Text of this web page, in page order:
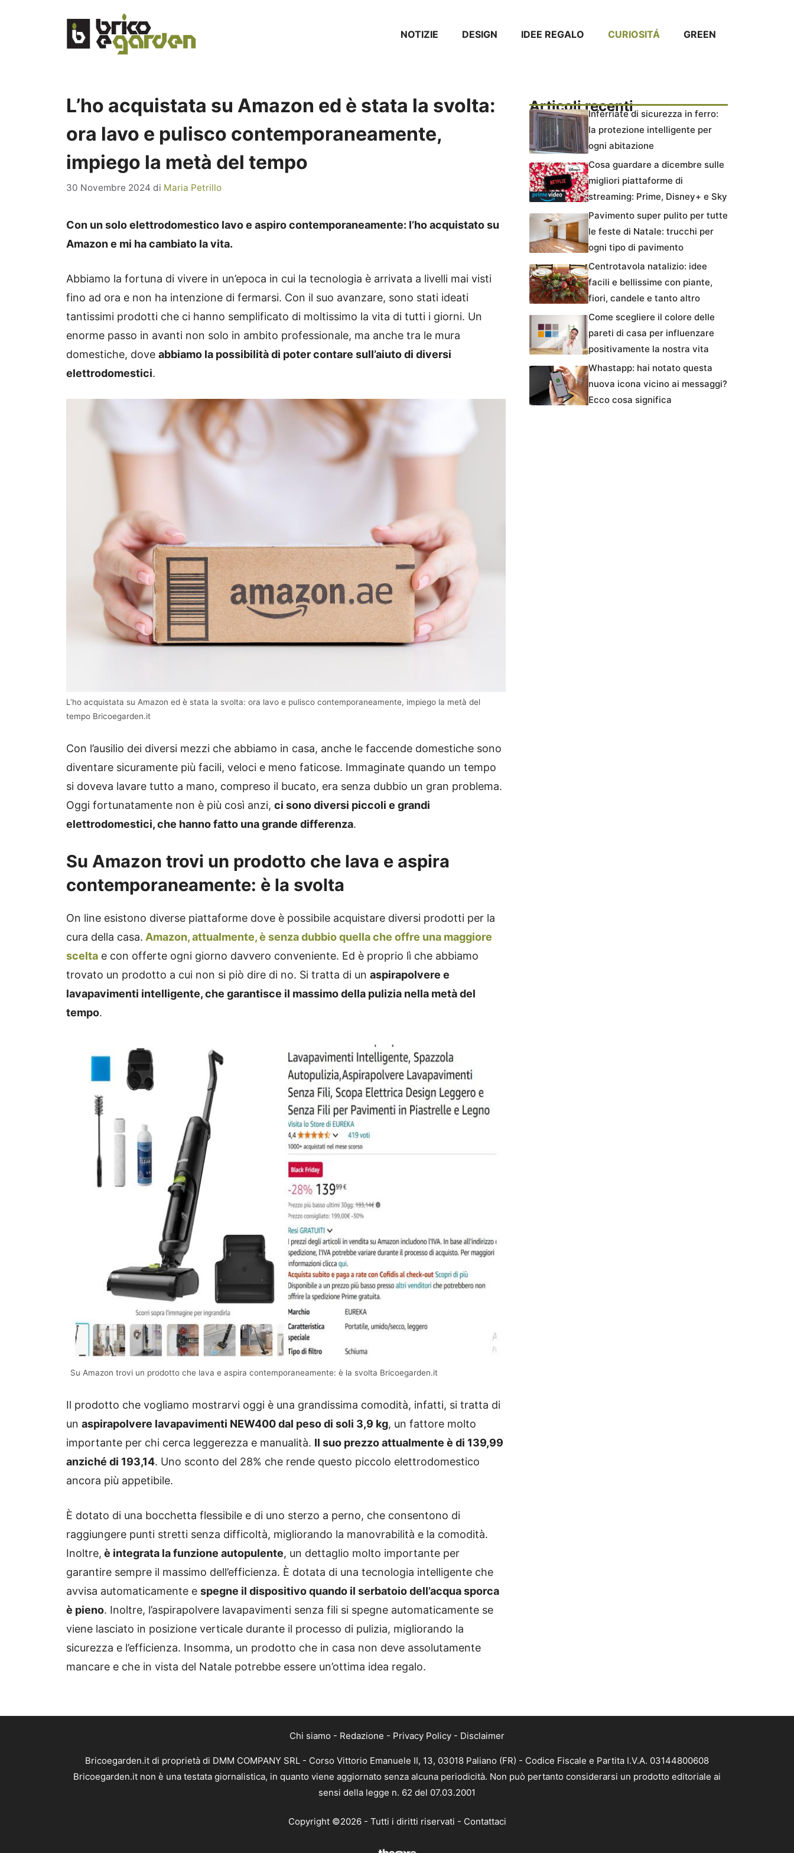
NOTIZIE DESIGN IDEE REGALO CURIOSITÁ GREEN
L’ho acquistata su Amazon ed è stata la svolta:
ora lavo e pulisco contemporaneamente,
impiego la metà del tempo
30 Novembre 2024 di Maria Petrillo
Con un solo elettrodomestico lavo e aspiro contemporaneamente: l’ho acquistato su
Amazon e mi ha cambiato la vita.
Abbiamo la fortuna di vivere in un’epoca in cui la tecnologia è arrivata a livelli mai visti
fino ad ora e non ha intenzione di fermarsi. Con il suo avanzare, sono stati ideati
tantissimi prodotti che ci hanno semplificato di moltissimo la vita di tutti i giorni. Un
enorme passo in avanti non solo in ambito professionale, ma anche tra le mura
domestiche, dove abbiamo la possibilità di poter contare sull’aiuto di diversi
elettrodomestici.
L’ho acquistata su Amazon ed è stata la svolta: ora lavo e pulisco contemporaneamente, impiego la metà del
tempo Bricoegarden.it
Con l’ausilio dei diversi mezzi che abbiamo in casa, anche le faccende domestiche sono
diventare sicuramente più facili, veloci e meno faticose. Immaginate quando un tempo
si doveva lavare tutto a mano, compreso il bucato, era senza dubbio un gran problema.
Oggi fortunatamente non è più così anzi, ci sono diversi piccoli e grandi
elettrodomestici, che hanno fatto una grande differenza.
Su Amazon trovi un prodotto che lava e aspira
contemporaneamente: è la svolta
On line esistono diverse piattaforme dove è possibile acquistare diversi prodotti per la
cura della casa. Amazon, attualmente, è senza dubbio quella che offre una maggiore
scelta e con offerte ogni giorno davvero conveniente. Ed è proprio lì che abbiamo
trovato un prodotto a cui non si piò dire di no. Si tratta di un aspirapolvere e
lavapavimenti intelligente, che garantisce il massimo della pulizia nella metà del
tempo.
Su Amazon trovi un prodotto che lava e aspira contemporaneamente: è la svolta Bricoegarden.it
Il prodotto che vogliamo mostrarvi oggi è una grandissima comodità, infatti, si tratta di
un aspirapolvere lavapavimenti NEW400 dal peso di soli 3,9 kg, un fattore molto
importante per chi cerca leggerezza e manualità. Il suo prezzo attualmente è di 139,99
anziché di 193,14. Uno sconto del 28% che rende questo piccolo elettrodomestico
ancora più appetibile.
È dotato di una bocchetta flessibile e di uno sterzo a perno, che consentono di
raggiungere punti stretti senza difficoltà, migliorando la manovrabilità e la comodità.
Inoltre, è integrata la funzione autopulente, un dettaglio molto importante per
garantire sempre il massimo dell’efficienza. È dotata di una tecnologia intelligente che
avvisa automaticamente e spegne il dispositivo quando il serbatoio dell’acqua sporca
è pieno. Inoltre, l’aspirapolvere lavapavimenti senza fili si spegne automaticamente se
viene lasciato in posizione verticale durante il processo di pulizia, migliorando la
sicurezza e l’efficienza. Insomma, un prodotto che in casa non deve assolutamente
mancare e che in vista del Natale potrebbe essere un’ottima idea regalo.
Articoli recentiInferriate di sicurezza in ferro:
la protezione intelligente per
ogni abitazione
Cosa guardare a dicembre sulle
migliori piattaforme di
streaming: Prime, Disney+ e Sky
Pavimento super pulito per tutte
le feste di Natale: trucchi per
ogni tipo di pavimento
Centrotavola natalizio: idee
facili e bellissime con piante,
fiori, candele e tanto altro
Come scegliere il colore delle
pareti di casa per influenzare
positivamente la nostra vita
Whastapp: hai notato questa
nuova icona vicino ai messaggi?
Ecco cosa significa
Chi siamo - Redazione - Privacy Policy - Disclaimer
Bricoegarden.it di proprietà di DMM COMPANY SRL - Corso Vittorio Emanuele II, 13, 03018 Paliano (FR) - Codice Fiscale e Partita I.V.A. 03144800608
Bricoegarden.it non è una testata giornalistica, in quanto viene aggiornato senza alcuna periodicità. Non può pertanto considerarsi un prodotto editoriale ai
sensi della legge n. 62 del 07.03.2001
Copyright ©2026 - Tutti i diritti riservati - Contattaci